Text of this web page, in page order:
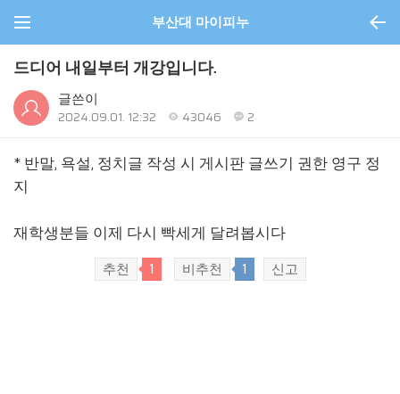
부산대 마이피누
드디어 내일부터 개강입니다.
글쓴이
2024.09.01. 12:32 43046 2
* 반말, 욕설, 정치글 작성 시 게시판 글쓰기 권한 영구 정
지
재학생분들 이제 다시 빡세게 달려봅시다
추천 1 비추천 1 신고